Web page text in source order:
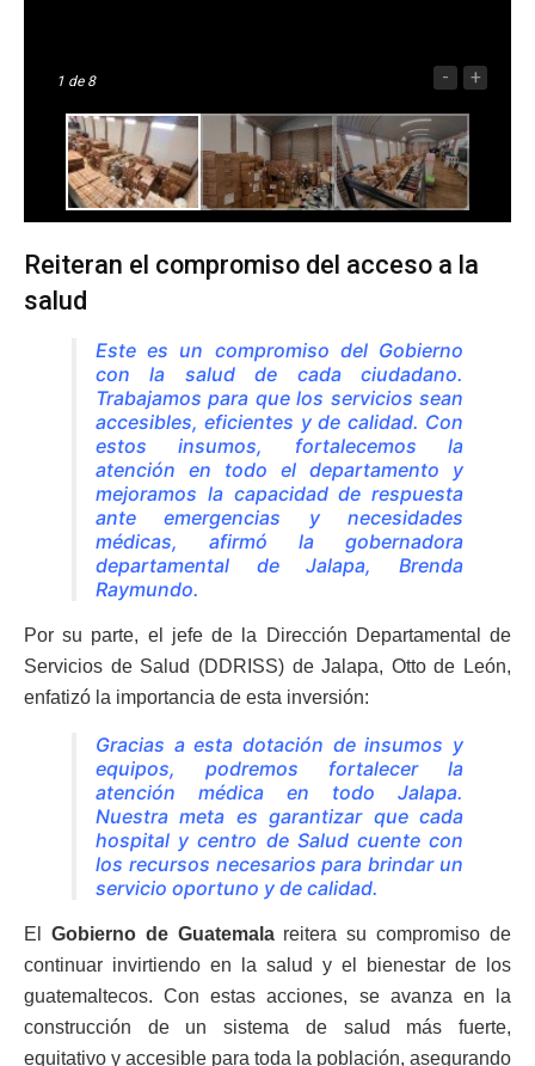
1 de 8 - +
Reiteran el compromiso del acceso a la
salud
Este es un compromiso del Gobierno
con la salud de cada ciudadano.
Trabajamos para que los servicios sean
accesibles, eficientes y de calidad. Con
estos insumos, fortalecemos la
atención en todo el departamento y
mejoramos la capacidad de respuesta
ante emergencias y necesidades
médicas, afirmó la gobernadora
departamental de Jalapa, Brenda
Raymundo.
Por su parte, el jefe de la Dirección Departamental de
Servicios de Salud (DDRISS) de Jalapa, Otto de León,
enfatizó la importancia de esta inversión:
Gracias a esta dotación de insumos y
equipos, podremos fortalecer la
atención médica en todo Jalapa.
Nuestra meta es garantizar que cada
hospital y centro de Salud cuente con
los recursos necesarios para brindar un
servicio oportuno y de calidad.
El Gobierno de Guatemalareitera su compromiso de
continuar invirtiendo en la salud y el bienestar de los
guatemaltecos. Con estas acciones, se avanza en la
construcción de un sistema de salud más fuerte,
equitativo y accesible para toda la población, asegurando